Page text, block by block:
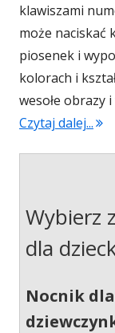
klawiszami
może naciskać
piosenek i
kolorach i
wesołe obrazy
Czytaj dalej...
Wybierz
dla
Nocnik